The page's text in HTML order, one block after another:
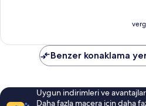
Benzer konaklama
Uygun indirimleri ve
Daha fazla macera için daha